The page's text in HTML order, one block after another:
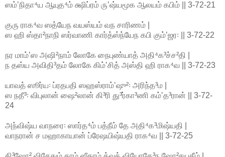
ஸம்ʼநிதா⁴ய ஆயுத⁴ம் க்ஷிப்ரம் ருʼஷ்யமூக ஆலயம் கபிம் || 3-72-21
குரு ராக⁴வ ஸத்யேந வயஸ்யம் வந சாரிணம் |
ஸ ஹி ஸ்தா²நாநி ஸர்வாணி கார்த்ஸ்ந்யேந கபி கும்ʼஜர꞉ || 3-72-22
நர மாம்ʼஸ அஷி²நாம் லோகே நைபுண்யாத் அதி⁴க³ச்ச²தி |
ந தஸ்ய அவிதி³தம் லோகே கிம்ʼசித் அஸ்தி ஹி ராக⁴வ || 3-72-23
யாவத் ஸூர்ய꞉ ப்ரதபதி ஸஹஸ்ராம்ʼஷு²꞉ அரிந்த³ம |
ஸ நதீ³꞉ விபுலான் ஷை²லான் கி³ரி து³ர்கா³ணி கம்ʼத³ரான் || 3-72-
24
அந்விஷ்ய வாநரை꞉ ஸார்த⁴ம் பத்நீம் தே அதி⁴க³மிஷ்யதி |
வாநரான் ச மஹாகாயான் ப்ரேஷயிஷ்யதி ராக⁴வ || 3-72-25